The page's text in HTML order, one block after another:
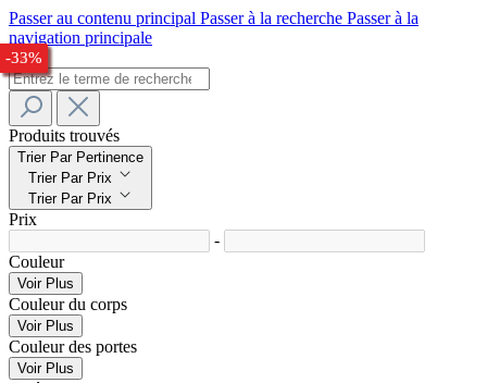
Passer au contenu principal Passer à la recherche Passer à la
navigation principale
Produits trouvés
Trier Par Pertinence
Trier Par Prix
Trier Par Prix
Prix
-
Couleur
Voir Plus
Couleur du corps
Voir Plus
Couleur des portes
Voir Plus
-27%
-23%
-27%
-29%
-27%
-26%
-32%
-33%